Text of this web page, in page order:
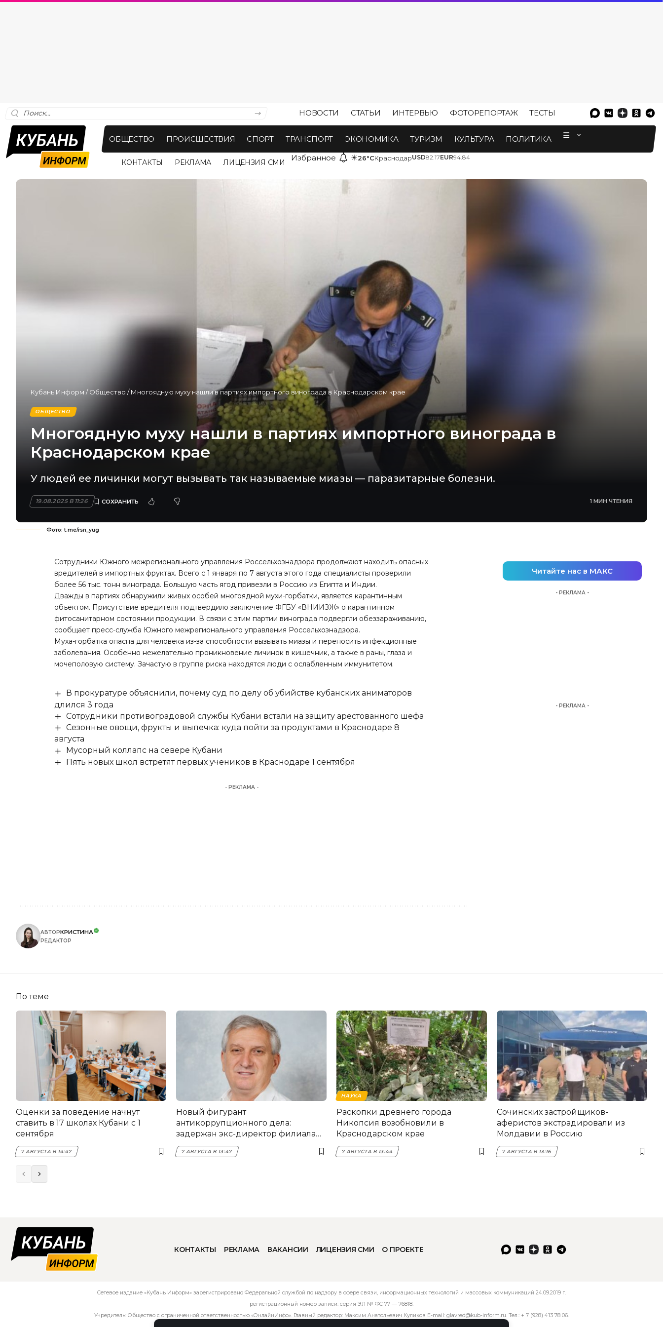
НОВОСТИ СТАТЬИ ИНТЕРВЬЮ ФОТОРЕПОРТАЖ ТЕСТЫ
ОБЩЕСТВО ПРОИСШЕСТВИЯ СПОРТ ТРАНСПОРТ ЭКОНОМИКА ТУРИЗМ КУЛЬТУРА ПОЛИТИКА
КОНТАКТЫ РЕКЛАМА ЛИЦЕНЗИЯ СМИ Избранное ☀26°CКраснодарUSD82.17EUR94.84
Кубань Информ /Общество /Многоядную муху нашли в партиях импортного винограда в Краснодарском крае
ОБЩЕСТВО
Многоядную муху нашли в партиях импортного винограда в
Краснодарском крае
У людей ее личинки могут вызывать так называемые миазы — паразитарные болезни.
19.08.2025 В 11:26 1 МИН ЧТЕНИЯ
Фото: t.me/rsn_yug
Сотрудники Южного межрегионального управления Россельхознадзора продолжают находить опасных
вредителей в импортных фруктах. Всего с 1 января по 7 августа этого года специалисты проверили
более 56 тыс. тонн винограда. Большую часть ягод привезли в Россию из Египта и Индии.
Дважды в партиях обнаружили живых особей многоядной мухи-горбатки, является карантинным
объектом. Присутствие вредителя подтвердило заключение ФГБУ «ВНИИЗЖ» о карантинном
фитосанитарном состоянии продукции. В связи с этим партии винограда подвергли обеззараживанию,
сообщает пресс-служба Южного межрегионального управления Россельхознадзора.
Муха-горбатка опасна для человека из-за способности вызывать миазы и переносить инфекционные
заболевания. Особенно нежелательно проникновение личинок в кишечник, а также в раны, глаза и
мочеполовую систему. Зачастую в группе риска находятся люди с ослабленным иммунитетом.
В прокуратуре объяснили, почему суд по делу об убийстве кубанских аниматоров
длился 3 года
Сотрудники противоградовой службы Кубани встали на защиту арестованного шефа
Сезонные овощи, фрукты и выпечка: куда пойти за продуктами в Краснодаре 8
августа
Мусорный коллапс на севере Кубани
Пять новых школ встретят первых учеников в Краснодаре 1 сентября
- РЕКЛАМА -
АВТОРКРИСТИНА
РЕДАКТОР
Читайте нас в МАКС
- РЕКЛАМА -
- РЕКЛАМА -
По теме
Оценки за поведение начнут
ставить в 17 школах Кубани с 1
сентября
7 АВГУСТА В 14:47
Новый фигурант
антикоррупционного дела:
задержан экс-директор филиала
НЭСК Крымска
7 АВГУСТА В 13:47
НАУКА
Раскопки древнего города
Никопсия возобновили в
Краснодарском крае
7 АВГУСТА В 13:44
Сочинских застройщиков-
аферистов экстрадировали из
Молдавии в Россию
7 АВГУСТА В 13:16
КОНТАКТЫ РЕКЛАМА ВАКАНСИИ ЛИЦЕНЗИЯ СМИ О ПРОЕКТЕ
Сетевое издание «Кубань Информ» зарегистрировано Федеральной службой по надзору в сфере связи, информационных технологий и массовых коммуникаций 24.09.2019 г.
регистрационный номер записи: серия ЭЛ № ФС 77 — 76818.
Учредитель: Общество с ограниченной ответственностью «ОнлайнИнфо». Главный редактор: Максим Анатольевич Куликов E-mail: glavred@kub-inform.ru. Тел.: + 7 (928) 413 78 06.